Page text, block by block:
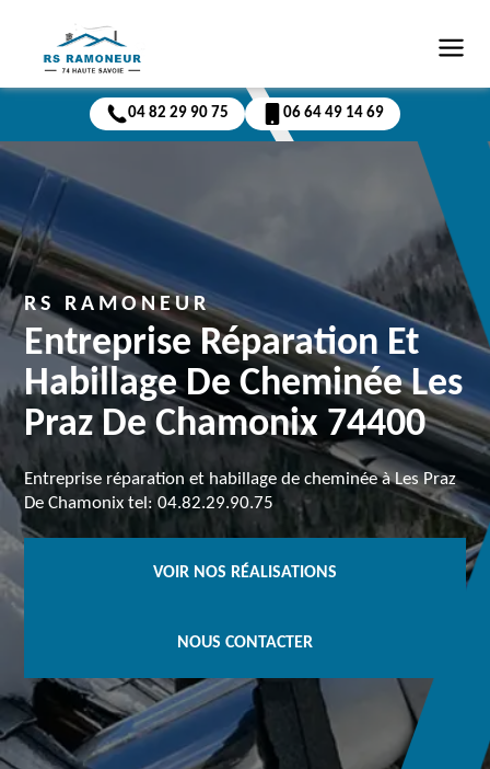
04 82 29 90 75 06 64 49 14 69
RS RAMONEUR
Entreprise Réparation Et
Habillage De Cheminée Les
Praz De Chamonix 74400
Entreprise réparation et habillage de cheminée à Les Praz
De Chamonix tel: 04.82.29.90.75
VOIR NOS RÉALISATIONS
NOUS CONTACTER